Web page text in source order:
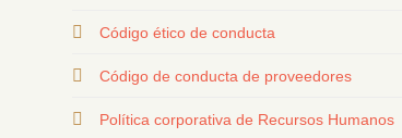
Código ético de conducta
Código de conducta de proveedores
Política corporativa de Recursos Humanos